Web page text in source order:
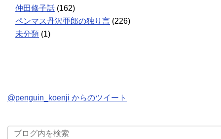
仲田修子話 (162)
ペンマス丹沢亜郎の独り言 (226)
未分類 (1)
@penguin_koenji からのツイート